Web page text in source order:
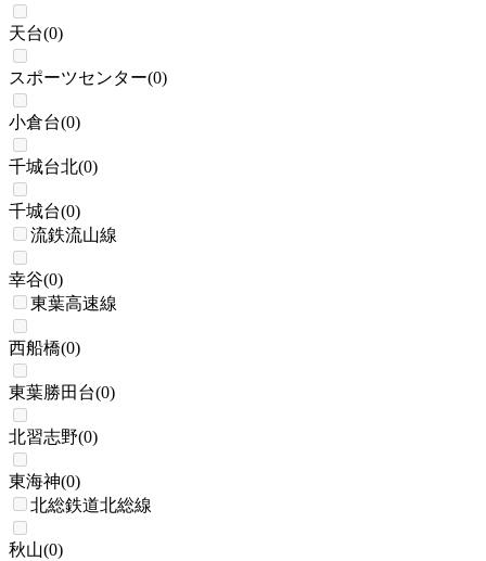
天台(0)
スポーツセンター(0)
小倉台(0)
千城台北(0)
千城台(0)
流鉄流山線
幸谷(0)
東葉高速線
西船橋(0)
東葉勝田台(0)
北習志野(0)
東海神(0)
北総鉄道北総線
秋山(0)